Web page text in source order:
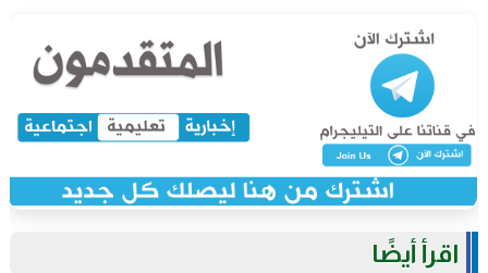
اقرأ أيضًا